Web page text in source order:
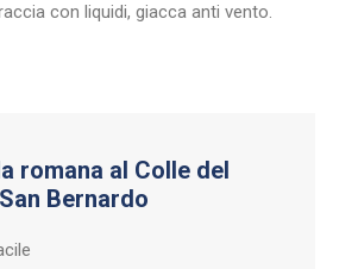
con liquidi, giacca anti vento.
romana al Colle del
Bernardo